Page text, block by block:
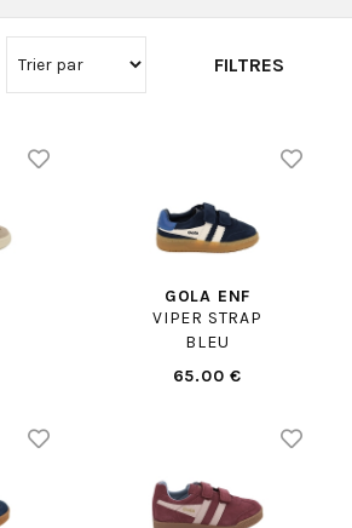
FILTRES
GOLA ENF
VIPER STRAP
BLEU
65.00 €